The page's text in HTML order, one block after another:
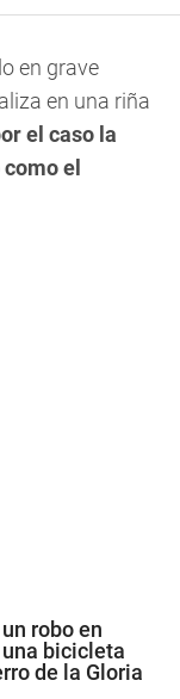
en grave
en una riña
el caso la
el
robo en
bicicleta
de la Gloria